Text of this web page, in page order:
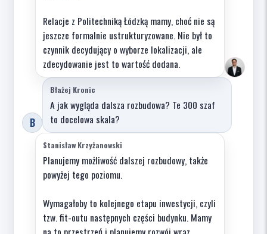
Relacje z Politechniką Łódzką mamy, choć nie są
jeszcze formalnie ustrukturyzowane. Nie był to
czynnik decydujący o wyborze lokalizacji, ale
zdecydowanie jest to wartość dodana.
B
Błażej Kronic
A jak wygląda dalsza rozbudowa? Te 300 szaf
to docelowa skala?
Stanisław Krzyżanowski
Planujemy możliwość dalszej rozbudowy, także
powyżej tego poziomu.
Wymagałoby to kolejnego etapu inwestycji, czyli
tzw. fit-outu następnych części budynku. Mamy